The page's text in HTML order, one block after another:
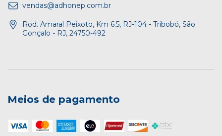
vendas@adhonep.com.br
Rod. Amaral Peixoto, Km 6.5, RJ-104 - Tribobó, São
Gonçalo - RJ, 24750-492
Meios de pagamento